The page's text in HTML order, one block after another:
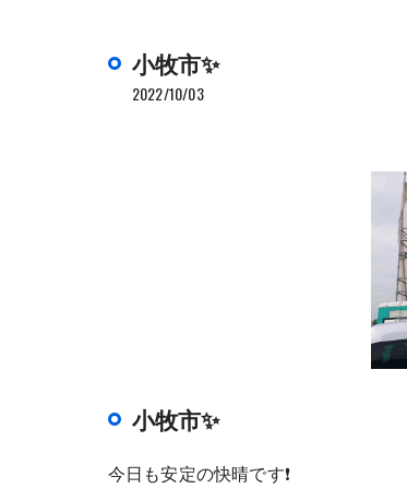
小牧市✨
2022/10/03
小牧市✨
今日も安定の快晴です❗